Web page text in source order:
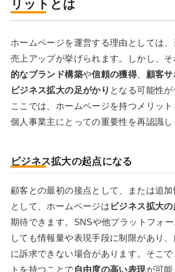
リットとは
ホームページを運営する理由としては
売上アップが挙げられます。しかし、そ
的なブランド構築や信頼の獲得、 顧客サ
ビジネス拡大の足がかり となる可能性が
ここでは、ホームページを持つメリット
個人事業主にとっての重要性を再認識し
ビジネス拡大の起点になる
顧客との最初の接点として、または追
として、ホームページはビジネス拡大の
期待できます。SNSや他プラットフォ
しても情報量や表現手段に制限があり
に訴求できない場合があります。そこ
トを持つことで自由度の高い表現が可